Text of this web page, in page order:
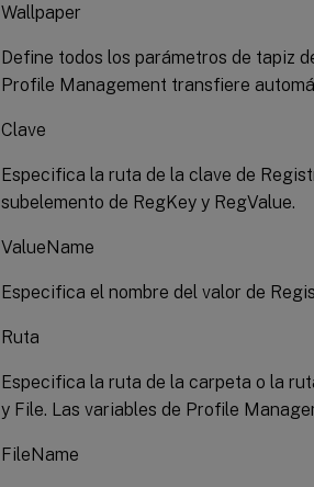
Wallpaper
Define todos los parámetros de tapiz
Profile Management transfiere
Clave
Especifica la ruta de la clave de
subelemento de RegKey y RegValue.
ValueName
Especifica el nombre del valor de
Ruta
Especifica la ruta de la carpeta o la
y File. Las variables de Profile
FileName